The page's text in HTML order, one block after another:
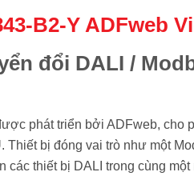
B2-Y ADFweb
đổi DALI /
phát triển bởi ADFweb, cho
bị đóng vai trò như một
thiết bị DALI trong cùng